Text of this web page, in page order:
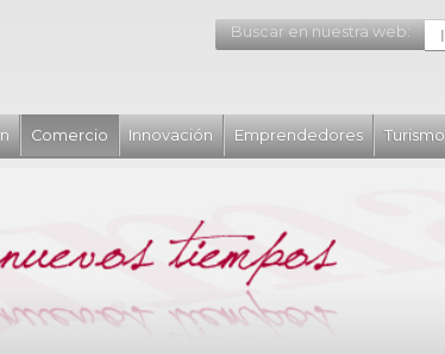
Buscar en nuestra web:
Comercio Innovación Emprendedores Turismo